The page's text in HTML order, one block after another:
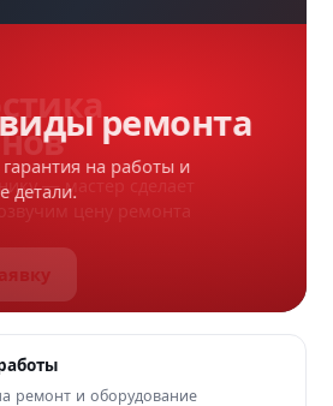
ремонта
на работы и
детали.
ремонт и оборудование